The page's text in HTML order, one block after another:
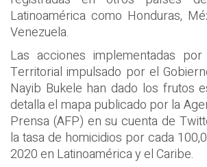
Latinoamérica como Honduras,
Venezuela.
Las acciones implementadas
Territorial impulsado por el
Nayib Bukele han dado los frutos
detalla el mapa publicado por la
Prensa (AFP) en su cuenta de
la tasa de homicidios por cada
2020 en Latinoamérica y el Caribe.